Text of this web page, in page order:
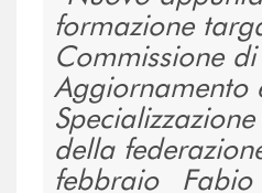
formazione
Commissione di
Aggiornamento
della
febbraio _Fabio